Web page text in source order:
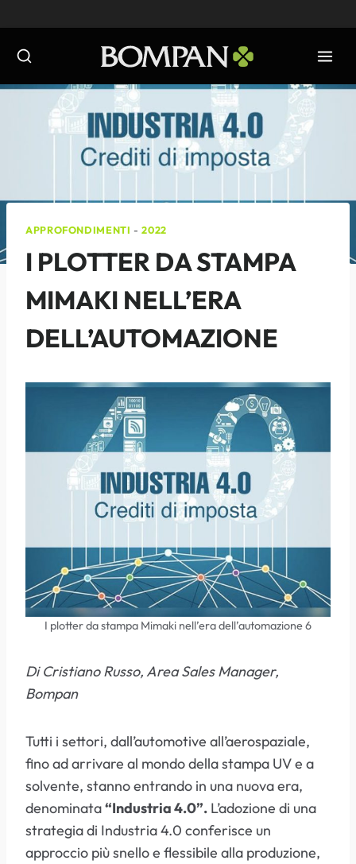
al
contenuto
APPROFONDIMENTI -2022
I PLOTTER DA STAMPA
MIMAKI NELL’ERA
DELL’AUTOMAZIONE
I plotter da stampa Mimaki nell’era dell’automazione 6
Di Cristiano Russo, Area Sales Manager,
Bompan
Tutti i settori, dall’automotive all’aerospaziale,
fino ad arrivare al mondo della stampa UV e a
solvente, stanno entrando in una nuova era,
denominata“Industria 4.0”. L’adozione di una
strategia di Industria 4.0 conferisce un
approccio più snello e flessibile alla produzione,